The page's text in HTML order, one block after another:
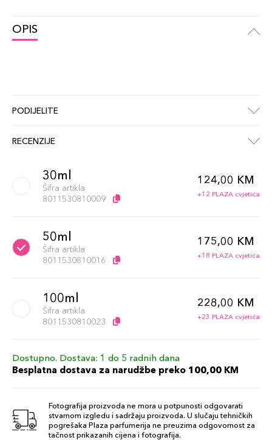
OPIS
PODIJELITE
RECENZIJE
30ml
Šifra artikla
8011530810009
124,00 KM
+12 PLAZA cvjetića
50ml
Šifra artikla
8011530810016
175,00 KM
+18 PLAZA cvjetića
100ml
Šifra artikla
8011530810023
228,00 KM
+23 PLAZA cvjetića
Dostupno. Dostava: 1 do 5 radnih dana
Besplatna dostava za narudžbe preko 100,00 KM
Fotografija proizvoda ne mora u potpunosti odgovarati
stvarnom izgledu i sadržaju proizvoda. U slučaju tehničkih
pogrešaka Plaza parfumerija ne preuzima odgovornost za
tačnost prikazanih cijena i fotografija.